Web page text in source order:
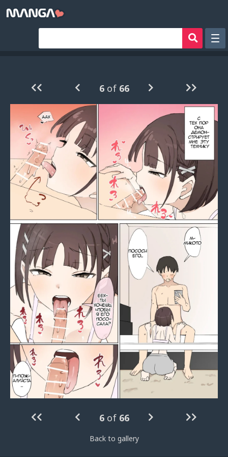
Сборники манги
Sign in
Register
6 of 66
6 of 66
Back to gallery